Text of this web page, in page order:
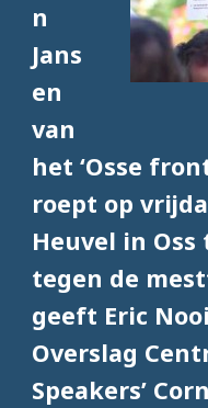
n
Jans
en
van
het ‘Osse
roept op
Heuvel in
tegen de
geeft Eric
Overslag
Speakers’